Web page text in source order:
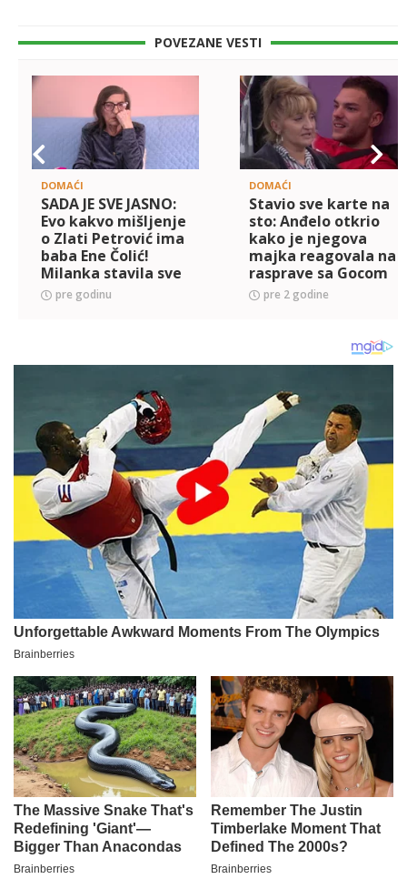
POVEZANE VESTI
DOMAĆI
SADA JE SVE JASNO:
Evo kakvo mišljenje
o Zlati Petrović ima
baba Ene Čolić!
Milanka stavila sve
karte na sto!
(VIDEO)
pre godinu
DOMAĆI
Stavio sve karte na
sto: Anđelo otkrio
kako je njegova
majka reagovala na
rasprave sa Gocom
Džehverović!
(VIDEO)
pre 2 godine